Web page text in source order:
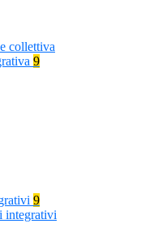
collettiva
9
9
integrativi